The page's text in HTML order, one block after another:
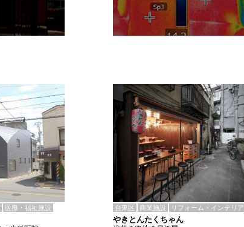
医療・福祉施設 台東区 商業施設 リフォーム・インテリア
やきとんたくちゃん